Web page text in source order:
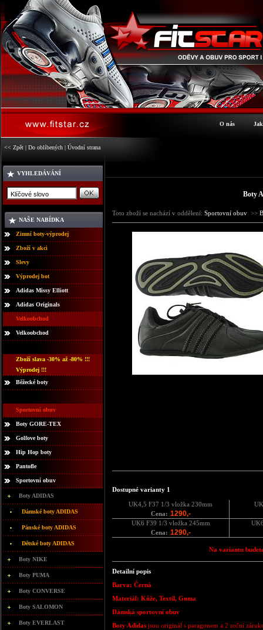
O nás
<< Zpět | Do oblíbených | Úvodní strana
VYHLEDÁVÁNÍ
NAŠE NABÍDKA
Zimní boty-výprodej
Zboží v akci
Slevy
Výprodej bot
Adidas Missy Elliott
Adidas Originals
Velkoobchod
Velkoobchod
Zboží slava -30% až -80% !!!
Výprodej !!!
Běžecké boty
Sportovní obuv
Boty GORE-TEX
Golfove boty
Hip Hop boty
Pantofle
Sportovní obuv
Boty ADIDAS
Dámské boty ADIDAS
Pánské boty ADIDAS
Dětské boty ADIDAS
Boty NIKE
Boty PUMA
Boty CONVERSE
Boty SALOMON
Boty EVERLAST
Boty
Toto zboží se nachází v oddělení: Sportovní obuv >>
Dostupné varianty 1
UK4,5 F37 1/3 vložka 230mm
Cena: 1290,-
UK6 F39 1/3 vložka 245mm
Cena: 1290,-
Na variantu
Detailní popis
Barva: Černá
Materiál: Kůže, Textil, Guma
Dámská sportovní obuv
Boty Adidas jsou originál s paragonem a 2 roční